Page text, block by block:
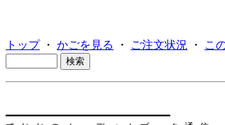
トップ・ かごを見る ・ ご注文状況 ・ こ
━━━━━━━━━━━━━━━━━━━━━━━━━━━━━